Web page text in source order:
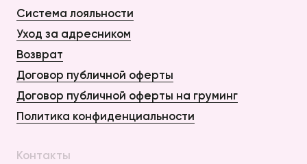
Система лояльности
Уход за адресником
Возврат
Договор публичной оферты
Договор публичной оферты на груминг
Политика конфиденциальности
Контакты